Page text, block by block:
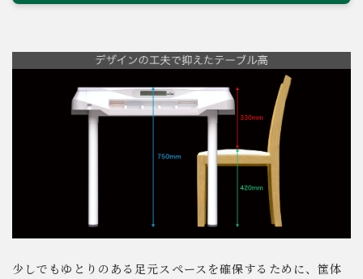
少しでもゆとりのある足元スペースを確保するために、筐体